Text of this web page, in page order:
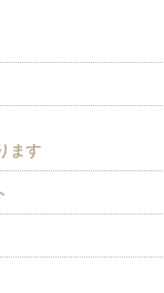
ます